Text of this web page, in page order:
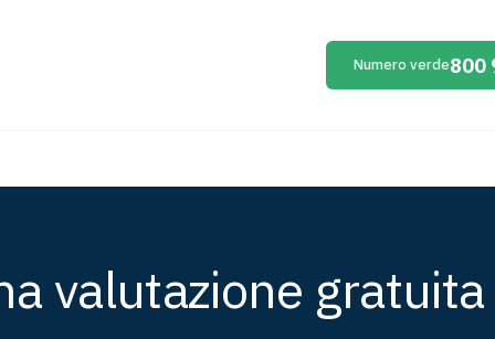
Numero verde800
valutazione gratuita